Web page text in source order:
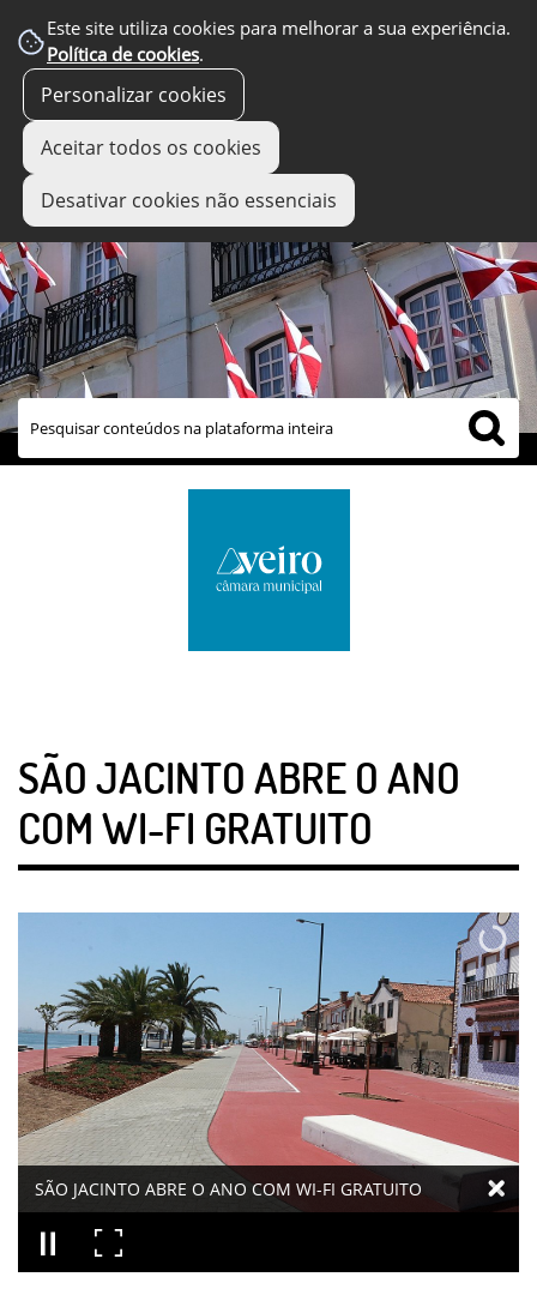
Este site utiliza cookies para melhorar a sua experiência.
Política de cookies.
Personalizar cookies
Aceitar todos os cookies
Desativar cookies não essenciais
links úteis
SÃO JACINTO ABRE O ANO
COM WI-FI GRATUITO
SÃO JACINTO ABRE O ANO COM WI-FI GRATUITO